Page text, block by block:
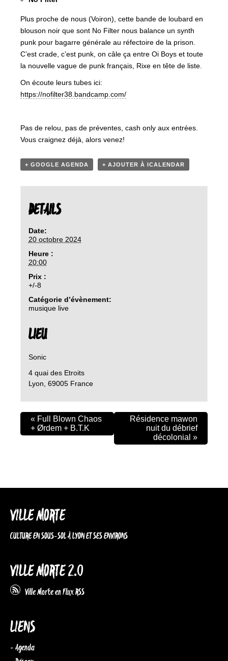
Plus proche de nous (Voiron), cette bande de loubard en
blouson noir que sont No Filter nous balance un synth
punk pour bagarre générale au réfectoire de la prison.
C’est crade, c’est punk, on câle ça entre Oi Boys et toute
la nouvelle vague de punk français, Rixe en tête de liste.
On écoute leurs tubes ici:
https://nofilter38.bandcamp.com/
Pas de relou, pas de préventes, cash only aux entrées.
Vous craignez déjà, alors venez!
+ GOOGLE AGENDA + AJOUTER À ICALENDAR
DETAILS
Date:
20 octobre 2024
Heure :
20:00
Prix :
+/-8
Catégorie d’évènement:
musique live
LIEU
Sonic
4 quai des Etroits
Lyon 69005 France
« Full Blown Chaos
+ Ørdem + B.T.K
Résidence mawon
nuit du débrief
décolonial »
VILLE MORTE
CULTURE EN SOUS-SOL À LYON ET SES ENVIRONS
VILLE MORTE 2.0
Ville Morte en Flux RSS
LIENS
- Agenda